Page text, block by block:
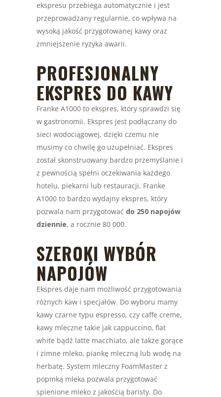
ekspresu przebiega automatycznie i jest
przeprowadzany regularnie, co wpływa na
wysoką jakość przygotowanej kawy oraz
zmniejszenie ryzyka awarii.
PROFESJONALNY
EKSPRES DO KAWY
Franke A1000 to ekspres, który sprawdzi się
w gastronomii. Ekspres jest podłączany do
sieci wodociągowej, dzięki czemu nie
musimy co chwilę go uzupełniać. Ekspres
został skonstruowany bardzo przemyślanie i
z pewnością spełni oczekiwania każdego
hotelu, piekarni lub restauracji. Franke
A1000 to bardzo wydajny ekspres, który
pozwala nam przygotować do 250 napojów
dziennie, a rocznie 80 000.
SZEROKI WYBÓR
NAPOJÓW
Ekspres daje nam możliwość przygotowania
różnych kaw i specjałów. Do wyboru mamy
kawy czarne typu espresso, czy caffe creme,
kawy mleczne takie jak cappuccino, flat
white bądź latte macchiato, ale także gorące
i zimne mleko, piankę mleczną lub wodę na
herbatę. System mleczny FoamMaster z
popmką mleka pozwala przygotować
spienione mleko z jakością baristy. Do